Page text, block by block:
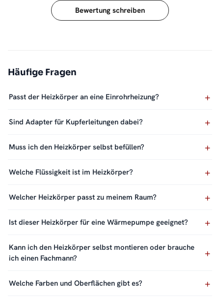
Bewertung schreiben
Häufige Fragen
Passt der Heizkörper an eine Einrohrheizung?
Sind Adapter für Kupferleitungen dabei?
Muss ich den Heizkörper selbst befüllen?
Welche Flüssigkeit ist im Heizkörper?
Welcher Heizkörper passt zu meinem Raum?
Ist dieser Heizkörper für eine Wärmepumpe geeignet?
Kann ich den Heizkörper selbst montieren oder brauche
ich einen Fachmann?
Welche Farben und Oberflächen gibt es?